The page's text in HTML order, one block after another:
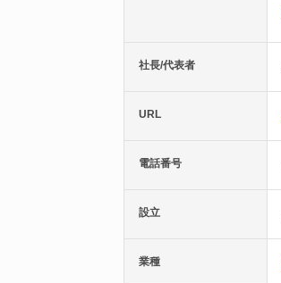
社長/代表者
URL
電話番号
設立
業種